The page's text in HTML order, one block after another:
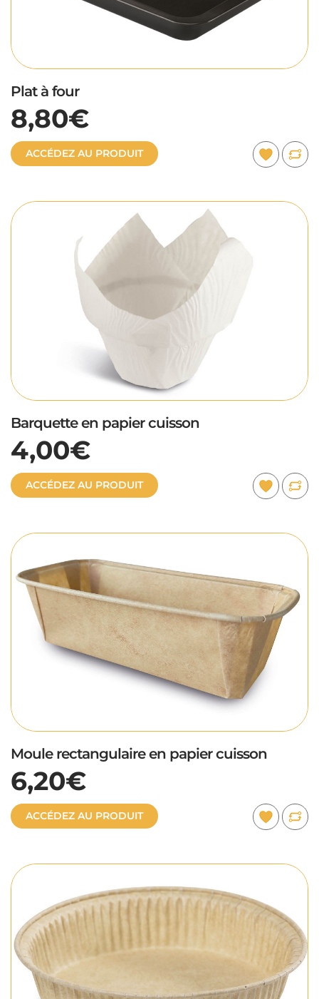
Plat à four
8,80€
ACCÉDEZ AU PRODUIT
Barquette en papier cuisson
4,00€
ACCÉDEZ AU PRODUIT
Moule rectangulaire en papier cuisson
6,20€
ACCÉDEZ AU PRODUIT